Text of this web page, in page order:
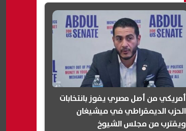
أمريكي من أصل مصري يفوز بانتخابات
الحزب الديمقراطي في ميشيغان
ويقترب من مجلس الشيوخ